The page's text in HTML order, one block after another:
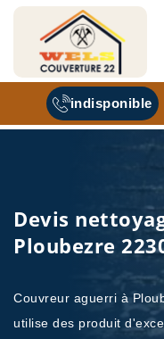
indisponible
Devis
Ploubezre
Couvreur aguerri à
utilise des produit